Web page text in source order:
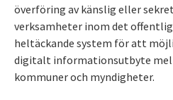
överföring av känslig eller
verksamheter inom det
heltäckande system för att
digitalt informationsutbyte
kommuner och myndigheter.